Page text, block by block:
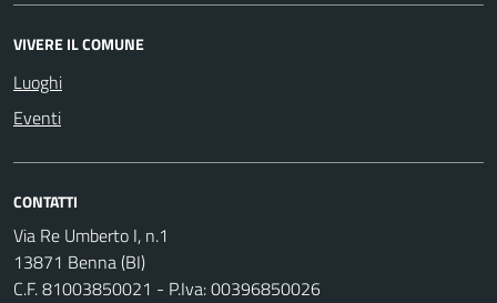
VIVERE IL COMUNE
Luoghi
Eventi
CONTATTI
Via Re Umberto I, n.1
13871 Benna (BI)
C.F. 81003850021 - P.Iva: 00396850026